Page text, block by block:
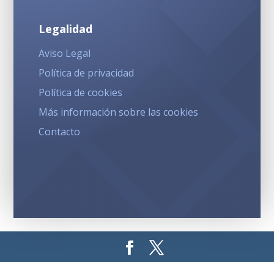
Legalidad
Aviso Legal
Política de privacidad
Política de cookies
Más información sobre las cookies
Contacto